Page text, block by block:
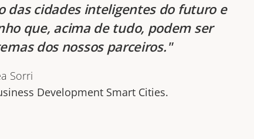
das cidades inteligentes do futuro e
que, acima de tudo, podem ser
dos nossos parceiros.
Sorri
Development Smart Cities.